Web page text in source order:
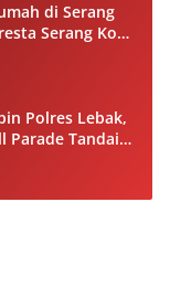
di Serang
Serang Kota
Satu DPO
Polres Lebak,
Parade Tandai